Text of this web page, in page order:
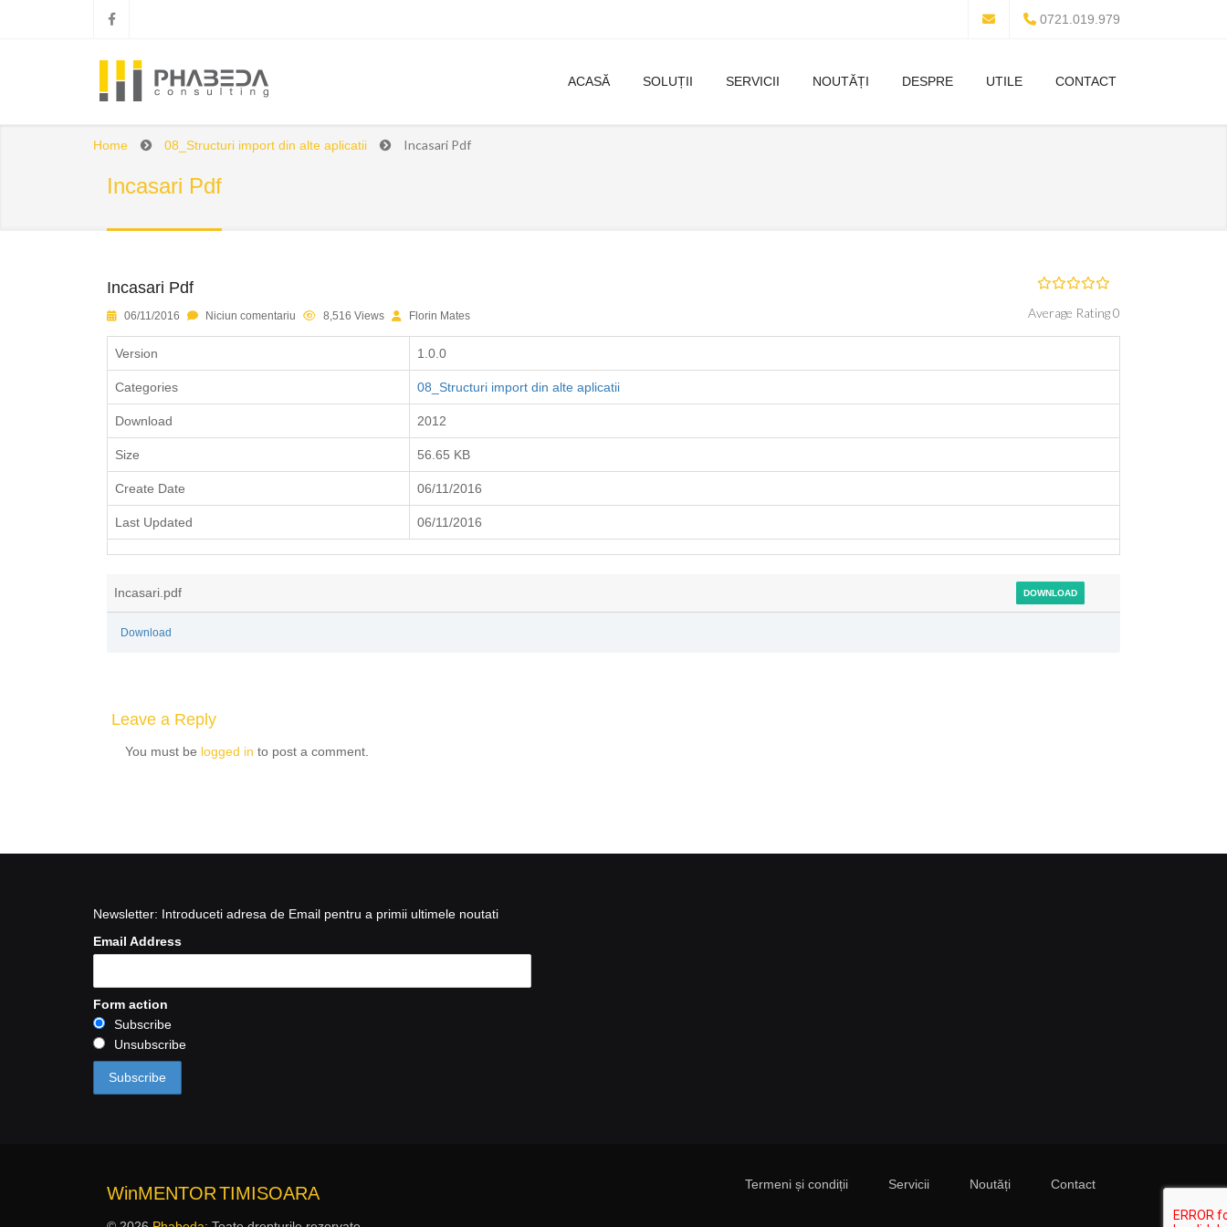
0721.019.979
ACASĂ SOLUȚII SERVICII NOUTĂȚI DESPRE UTILE CONTACT
Incasari Pdf
Home 08_Structuri import din alte aplicatii Incasari Pdf
Incasari Pdf
1 2 3 4 5
Average Rating 0
06/11/2016 Niciun comentariu 8,516 Views Florin Mates
Version 1.0.0
Categories 08_Structuri import din alte aplicatii
Download 2012
Size 56.65 KB
Create Date 06/11/2016
Last Updated 06/11/2016
Incasari.pdf DOWNLOAD
Download
Leave a Reply
You must be logged in to post a comment.
Newsletter: Introduceti adresa de Email pentru a primii ultimele noutati
Email Address
Form action
Subscribe
Unsubscribe
WinMENTORTIMISOARA Termeni și condiții Servicii Noutăți Contact